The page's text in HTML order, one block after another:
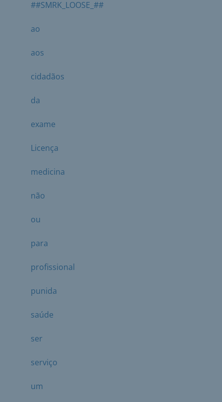
##SMRK_LOOSE_##
ao
aos
cidadãos
da
exame
Licença
medicina
não
ou
para
profissional
punida
saúde
ser
serviço
um